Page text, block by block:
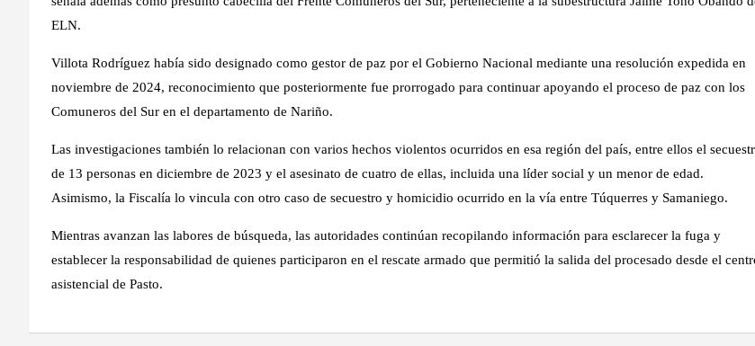
ELN.
Villota Rodríguez había sido designado como gestor de paz por el Gobierno Nacional mediante una resolución expedida en
noviembre de 2024, reconocimiento que posteriormente fue prorrogado para continuar apoyando el proceso de paz con los
Comuneros del Sur en el departamento de Nariño.
Las investigaciones también lo relacionan con varios hechos violentos ocurridos en esa región del país, entre ellos el
de 13 personas en diciembre de 2023 y el asesinato de cuatro de ellas, incluida una líder social y un menor de edad.
Asimismo, la Fiscalía lo vincula con otro caso de secuestro y homicidio ocurrido en la vía entre Túquerres y Samaniego.
Mientras avanzan las labores de búsqueda, las autoridades continúan recopilando información para esclarecer la fuga y
establecer la responsabilidad de quienes participaron en el rescate armado que permitió la salida del procesado desde el
asistencial de Pasto.